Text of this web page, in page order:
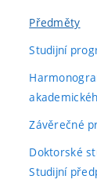
Předměty
Studijní
Závěrečné
Doktorské
Studijní